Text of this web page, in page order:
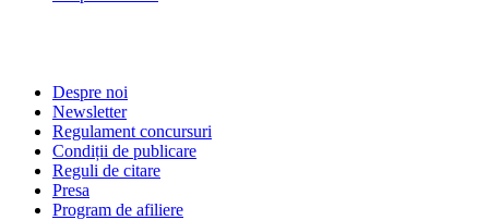
Despre noi
Newsletter
Regulament concursuri
Condiții de publicare
Reguli de citare
Presa
Program de afiliere